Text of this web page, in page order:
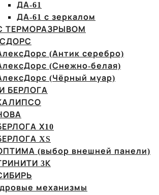
ДА-61
ДА-61 с зеркалом
ТЕРМОРАЗРЫВОМ
(Антик серебро)
(Снежно-белая)
(Чёрный муар)
БЕРЛОГА
Х10
XS
(выбор внешней панели)
3К
механизмы